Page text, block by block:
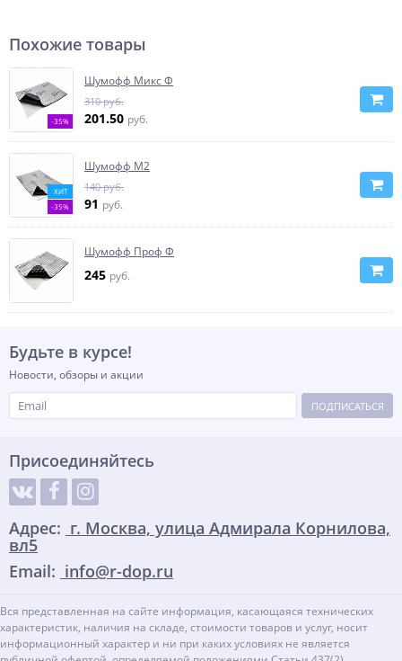
Похожие товары
-35%
Шумофф Микс Ф
310 руб.
201.50 руб.
ХИТ
-35%
Шумофф М2
140 руб.
91 руб.
Шумофф Проф Ф
245 руб.
Будьте в курсе!
Новости, обзоры и акции
ПОДПИСАТЬСЯ
Присоединяйтесь
Адрес: г. Москва, улица Адмирала Корнилова,
вл5
Email: info@r-dop.ru
Вся представленная на сайте информация, касающаяся технических
характеристик, наличия на складе, стоимости товаров и услуг, носит
информационный характер и ни при каких условиях не является